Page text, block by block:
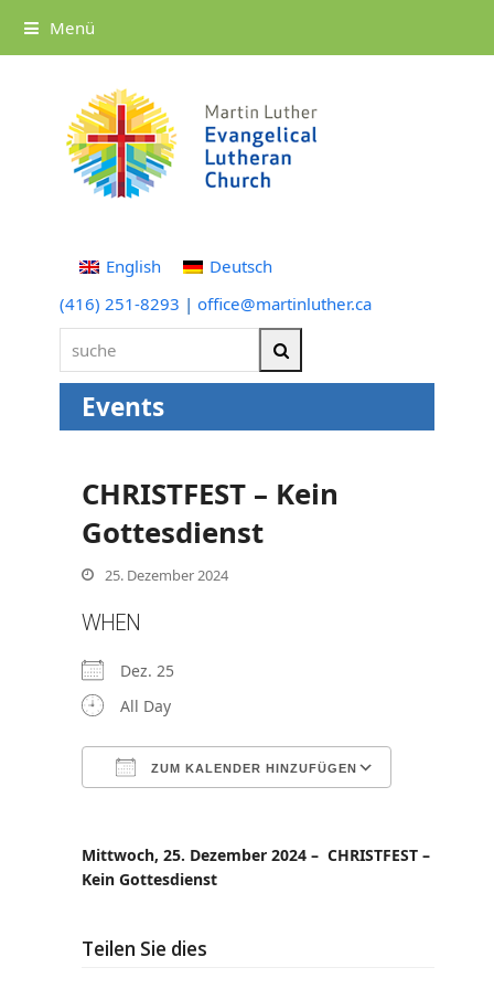
Menü
English
Deutsch
(416) 251-8293 | office@martinluther.ca
suche
Events
CHRISTFEST – Kein
Gottesdienst
25. Dezember 2024
WHEN
Dez. 25
All Day
ZUM KALENDER HINZUFÜGEN
Mittwoch, 25. Dezember 2024 – CHRISTFEST –
Kein Gottesdienst
Teilen Sie dies